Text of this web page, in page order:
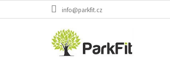
info@parkfit.cz